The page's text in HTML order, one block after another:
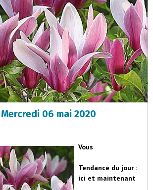
et les défis d’éveil de l’âme stellaire. Voici
associés à chaque mois de
d’étoiles: Janvier : Âmes anciennes,
souvent revenues pour achever un
passées. Elles apportent une sagesse
les parents à grandir spirituellement, et
d’ancrage et de vision à long terme pour
: Visionnaires libres et empathiques,
familiaux rigides,
06 mai 2020
Vous
Tendance du jour :
ici et maintenant